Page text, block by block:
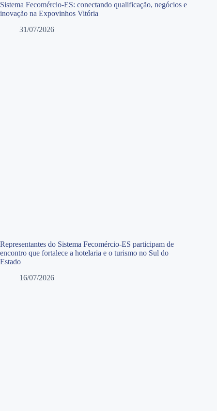
Sistema Fecomércio-ES: conectando qualificação, negócios e
inovação na Expovinhos Vitória
31/07/2026
Representantes do Sistema Fecomércio-ES participam de
encontro que fortalece a hotelaria e o turismo no Sul do
Estado
16/07/2026